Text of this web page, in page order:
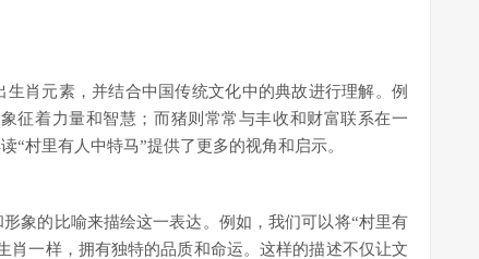
肖元素，并结合中国传统文化中的典故进行理解。例
征着力量和智慧；而猪则常常与丰收和财富联系在一
“村里有人中特马”提供了更多的视角和启示。
象的比喻来描绘这一表达。例如，我们可以将“村里有
肖一样，拥有独特的品质和命运。这样的描述不仅让文